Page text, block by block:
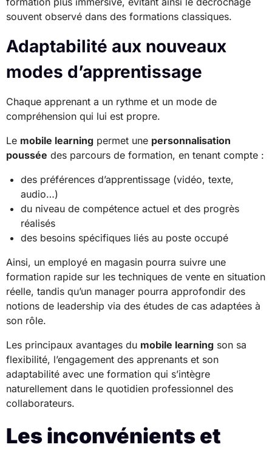
souvent observé dans des formations classiques.
Adaptabilité aux nouveaux
modes d’apprentissage
Chaque apprenant a un rythme et un mode de
compréhension qui lui est propre.
Le mobile learning permet une personnalisation
poussée des parcours de formation, en tenant compte :
des préférences d’apprentissage (vidéo, texte,
audio…)
du niveau de compétence actuel et des progrès
réalisés
des besoins spécifiques liés au poste occupé
Ainsi, un employé en magasin pourra suivre une
formation rapide sur les techniques de vente en situation
réelle, tandis qu’un manager pourra approfondir des
notions de leadership via des études de cas adaptées à
son rôle.
Les principaux avantages du mobile learning son sa
flexibilité, l’engagement des apprenants et son
adaptabilité avec une formation qui s’intègre
naturellement dans le quotidien professionnel des
collaborateurs.
Les inconvénients et